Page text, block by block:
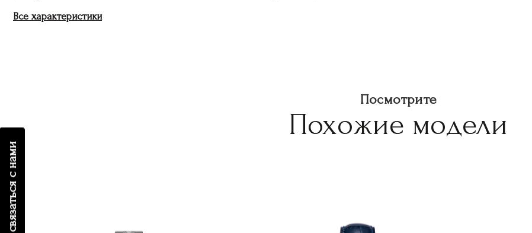
связаться с нами
Все характеристики
Посмотрите
Похожие модели